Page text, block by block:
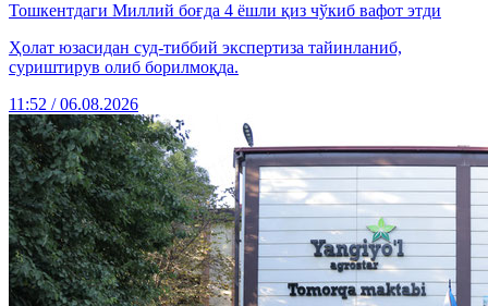
Тошкентдаги Миллий боғда 4 ёшли қиз чўкиб вафот этди
Ҳолат юзасидан суд-тиббий экспертиза тайинланиб,
суриштирув олиб борилмоқда.
11:52 / 06.08.2026